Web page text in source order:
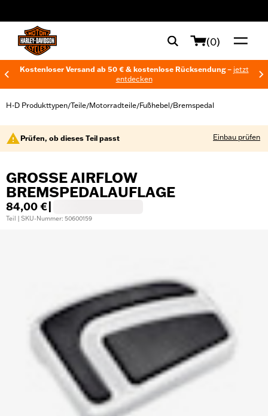
(0)
Kostenloser Versand ab 50 € & kostenlose Rücksendung – jetzt
entdecken
H-D Produkttypen/Teile/Motorradteile/Fußhebel/Bremspedal
Prüfen, ob dieses Teil passt Einbau prüfen
GROSSE AIRFLOW B
REMSPEDALAUFLAGE
84,00 €
Teil | SKU-Nummer: 50600159